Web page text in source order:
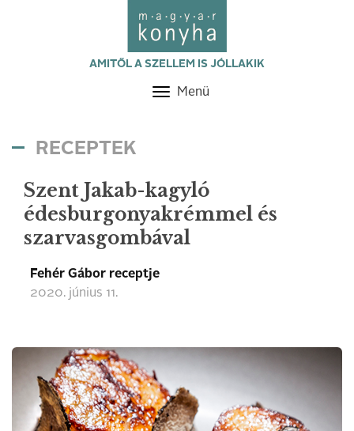
AMITŐL A SZELLEM IS JÓLLAKIK
Toggle
Menü
RECEPTEK
Szent Jakab-kagyló
édesburgonyakrémmel és
szarvasgombával
Fehér Gábor receptje
2020. június 11.